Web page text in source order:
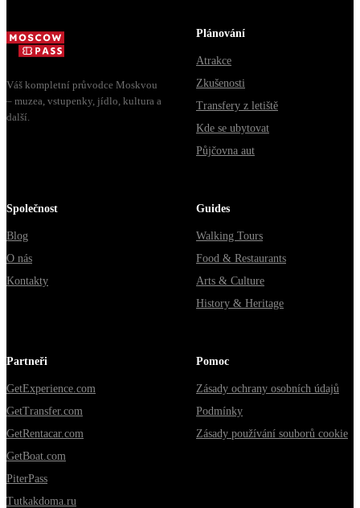
через
Владими...
Váš kompletní průvodce Moskvou
– muzea, vstupenky, jídlo, kultura a
další.
Plánování
Atrakce
Zkušenosti
Transfery z letiště
Kde se ubytovat
Půjčovna aut
Společnost
Blog
O nás
Kontakty
Guides
Walking Tours
Food & Restaurants
Arts & Culture
History & Heritage
Partneři
GetExperience.com
GetTransfer.com
GetRentacar.com
GetBoat.com
PiterPass
Tutkakdoma.ru
Pomoc
Zásady ochrany osobních údajů
Podmínky
Zásady používání souborů cookie